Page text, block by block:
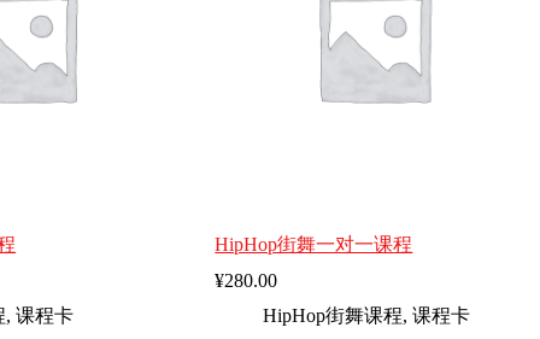
,课程卡
HipHop街舞一对一课程
¥280.00
HipHop街舞课程,课程卡